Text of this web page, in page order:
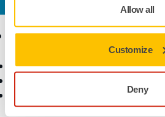
Allow all
Customize
Deny
Termékek
Elektromos szerszámok
polírpaszták